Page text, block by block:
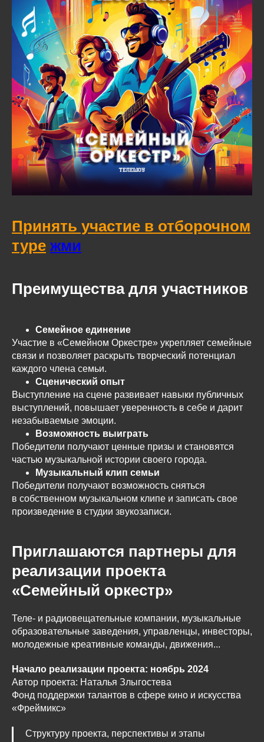
Принять участие в отборочном
туре жми
Преимущества для участников
Семейное единение
Участие в «Семейном Оркестре» укрепляет семейные
связи и позволяет раскрыть творческий потенциал
каждого члена семьи.
Сценический опыт
Выступление на сцене развивает навыки публичных
выступлений, повышает уверенность в себе и дарит
незабываемые эмоции.
Возможность выиграть
Победители получают ценные призы и становятся
частью музыкальной истории своего города.
Музыкальный клип семьи
Победители получают возможность сняться
в собственном музыкальном клипе и записать свое
произведение в студии звукозаписи.
Приглашаются партнеры для
реализации проекта
«Семейный оркестр»
Теле- и радиовещательные компании, музыкальные
образовательные заведения, управленцы, инвесторы,
молодежные креативные команды, движения...
Начало реализации проекта: ноябрь 2024
Автор проекта: Наталья Злыгостева
Фонд поддержки талантов в сфере кино и искусства
«Фреймикс»
Структуру проекта, перспективы и этапы